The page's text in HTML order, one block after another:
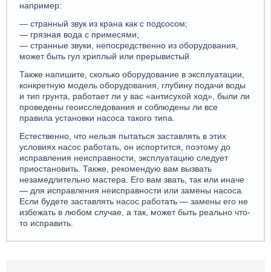
например:
— странный звук из крана как с подсосом;
— грязная вода с примесями;
— странные звуки, непосредственно из оборудования,
может быть гул хриплый или прерывистый.
Также напишите, сколько оборудование в эксплуатации,
конкретную модель оборудования, глубину подачи воды
и тип грунта, работает ли у вас «антисухой ход», были ли
проведены геоисследования и соблюдены ли все
правила установки насоса такого типа.
Естественно, что нельзя пытаться заставлять в этих
условиях насос работать, он испортится, поэтому до
исправления неисправности, эксплуатацию следует
приостановить. Также, рекомендую вам вызвать
незамедлительно мастера. Его вам звать, так или иначе
— для исправления неисправности или замены насоса.
Если будете заставлять насос работать — замены его не
избежать в любом случае, а так, может быть реально что-
то исправить.